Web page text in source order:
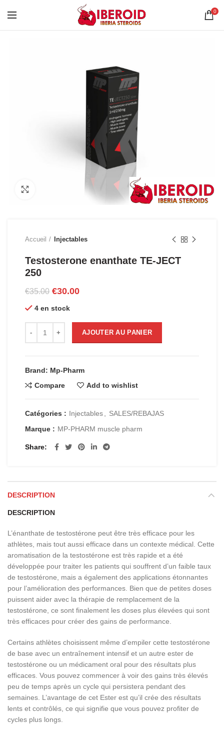
0
Accueil Injectables
Testosterone enanthate TE-JECT
250
€35.00 Le
initial
était :
€35.00.
€30.00Le
est :
€30.00.
4 en stock
AJOUTER AU PANIER
Brand: Mp-Pharm
Compare
Add to wishlist
Catégories : Injectables
SALES/REBAJAS
Marque : MP-PHARM muscle pharm
Share
DESCRIPTION
DESCRIPTION
L’énanthate de testostérone peut être très efficace pour les
athlètes, mais tout aussi efficace dans un contexte médical. Cette
aromatisation de la testostérone est très rapide et a été
développée pour traiter les patients qui souffrent d’un faible taux
de testostérone, mais a également des applications étonnantes
pour l’amélioration des performances. Bien que de petites doses
puissent aider avec la thérapie de remplacement de la
testostérone, ce sont finalement les doses plus élevées qui sont
très efficaces pour créer des gains de performance.
Certains athlètes choisissent même d’empiler cette testostérone
de base avec un entraînement intensif et un autre ester de
testostérone ou un médicament oral pour des résultats plus
efficaces. Vous pouvez commencer à voir des gains très élevés
peu de temps après un cycle qui persistera pendant des
semaines. L’avantage de cet Ester est qu’il crée des résultats
lents et contrôlés, ce qui signifie que vous pouvez profiter de
cycles plus longs.